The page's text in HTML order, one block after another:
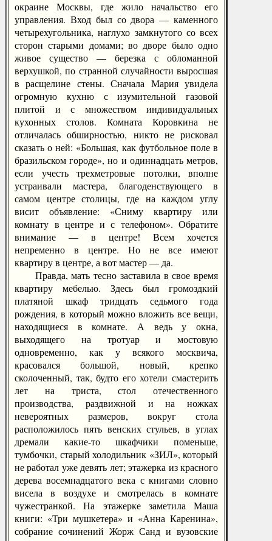
окраине Москвы, где жило начальство его
управления. Вход был со двора — каменного
четырехугольника, наглухо замкнутого со всех
сторон старыми домами; во дворе было одно
живое существо — березка с обломанной
верхушкой, по странной случайности выросшая
в расщелине стены. Сначала Мария увидела
огромную кухню с изумительной газовой
плитой и с множеством индивидуальных
кухонных столов. Комната Коровкина не
отличалась обширностью, никто не рисковал
сказать о ней: «Большая, как футбольное поле в
бразильском городе», но и одиннадцать метров,
если учесть трехметровые потолки, вполне
устраивали мастера, благоденствующего в
самом центре столицы, где на каждом углу
висит объявление: «Сниму квартиру или
комнату в центре и с телефоном». Обратите
внимание — в центре! Всем хочется
непременно в центре. Но не все имеют
квартиру в центре, а вот мастер — да.
Правда, мать тесно заставила в свое время
квартиру мебелью. Здесь был громоздкий
платяной шкаф тридцать седьмого года
рождения, в который можно вложить все вещи,
находящиеся в комнате. А ведь у окна,
выходящего на тротуар и мостовую
одновременно, как у всякого москвича,
красовался большой, новый, крепко
сколоченный, так, будто его хотели смастерить
лет на триста, стол отечественного
производства, раздвижной и на ножках
невероятных размеров, вокруг стола
расположилось пять венских стульев, в углах
дремали какие-то шкафчики поменьше,
тумбочки, старый холодильник «ЗИЛ», который
не работал уже девять лет; этажерка из красного
дерева восемнадцатого века с книгами словно
висела в воздухе и смотрелась в комнате
чужестранкой. На этажерке заметила Маша
книги: «Три мушкетера» и «Анна Каренина»,
собрание сочинений Жорж Санд и вузовские